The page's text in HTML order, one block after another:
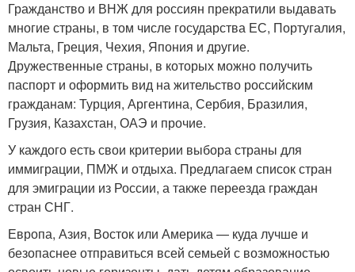
Гражданство и ВНЖ для россиян прекратили выдавать
многие страны, в том числе государства ЕС, Португалия,
Мальта, Греция, Чехия, Япония и другие.
Дружественные страны, в которых можно получить
паспорт и оформить вид на жительство российским
гражданам: Турция, Аргентина, Сербия, Бразилия,
Грузия, Казахстан, ОАЭ и прочие.
У каждого есть свои критерии выбора страны для
иммиграции, ПМЖ и отдыха. Предлагаем список стран
для эмиграции из России, а также переезда граждан
стран СНГ.
Европа, Азия, Восток или Америка — куда лучше и
безопаснее отправиться всей семьей с возможностью